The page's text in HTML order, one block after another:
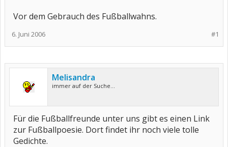
Vor dem Gebrauch des Fußballwahns.
#1
6. Juni 2006
Melisandra
immer auf der Suche...
Für die Fußballfreunde unter uns gibt es einen Link
zur Fußballpoesie. Dort findet ihr noch viele tolle
Gedichte.